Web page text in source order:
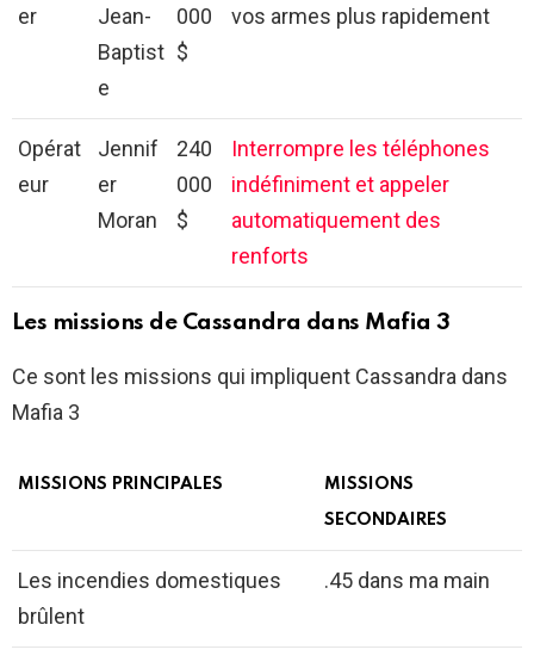
er
Jean-
Baptist
e
000
$
vos armes plus rapidement
Opérat
eur
Jennif
er
Moran
240
000
$
Interrompre les téléphones
indéfiniment et appeler
automatiquement des
renforts
Les missions de Cassandra dans Mafia 3
Ce sont les missions qui impliquent Cassandra dans
Mafia 3
MISSIONS PRINCIPALES MISSIONS
SECONDAIRES
Les incendies domestiques
brûlent
.45 dans ma main